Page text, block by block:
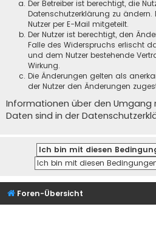
Der Betreiber ist berechtigt, die
Datenschutzerklärung zu ändern.
Nutzer per E-Mail mitgeteilt.
Der Nutzer ist berechtigt, den
Falle des Widerspruchs erlischt
und dem Nutzer bestehende
Wirkung.
Die Änderungen gelten als
der Nutzer den Änderungen
Informationen über den Umgang
Daten sind in der
Foren-Übersicht